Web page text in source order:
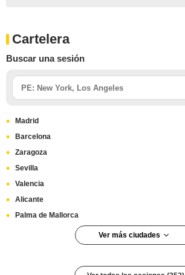
Cartelera
Buscar una sesión
Madrid
Barcelona
Zaragoza
Sevilla
Valencia
Alicante
Palma de Mallorca
Ver más ciudades
Las Palmas de Gran Canaria